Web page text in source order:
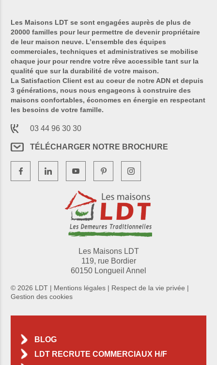
Les Maisons LDT se sont engagées auprès de plus de
20000 familles pour leur permettre de devenir propriétaire
de leur maison neuve. L’ensemble des équipes
commerciales, techniques et administratives se mobilise
chaque jour pour rendre votre rêve accessible tant sur la
qualité que sur la durabilité de votre maison.
La Satisfaction Client est au coeur de notre ADN et depuis
3 générations, nous nous engageons à construire des
maisons confortables, économes en énergie en respectant
les besoins de votre famille.
03 44 96 30 30
TÉLÉCHARGER NOTRE BROCHURE
Les Maisons LDT
119, rue Bordier
60150 Longueil Annel
© 2026 LDT | Mentions légales | Respect de la vie privée |
Gestion des cookies
BLOG
LDT RECRUTE COMMERCIAUX H/F